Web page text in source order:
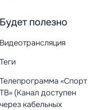
Будет полезно
Видеотрансляция
Теги
Телепрограмма «Спорт
ТВ» (Канал доступен
через кабельных